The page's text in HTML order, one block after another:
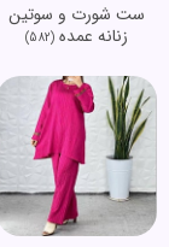
ست شورت و سوتین
زنانه عمده (582)